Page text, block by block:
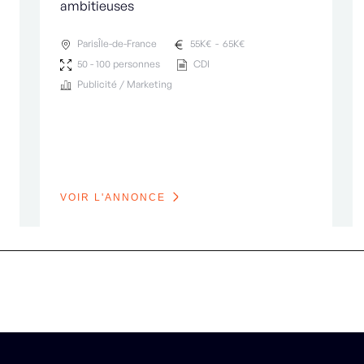
ambitieuses
ParisÎle-de-France 55K€ - 65K€
50 - 100 personnes
CDI
Publicité / Marketing
VOIR L'ANNONCE